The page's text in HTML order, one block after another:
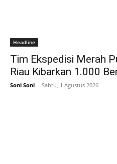
Headline
Tim Ekspedisi Merah
Riau Kibarkan 1.000
Soni Soni - Sabtu, 1 Agustus 2026